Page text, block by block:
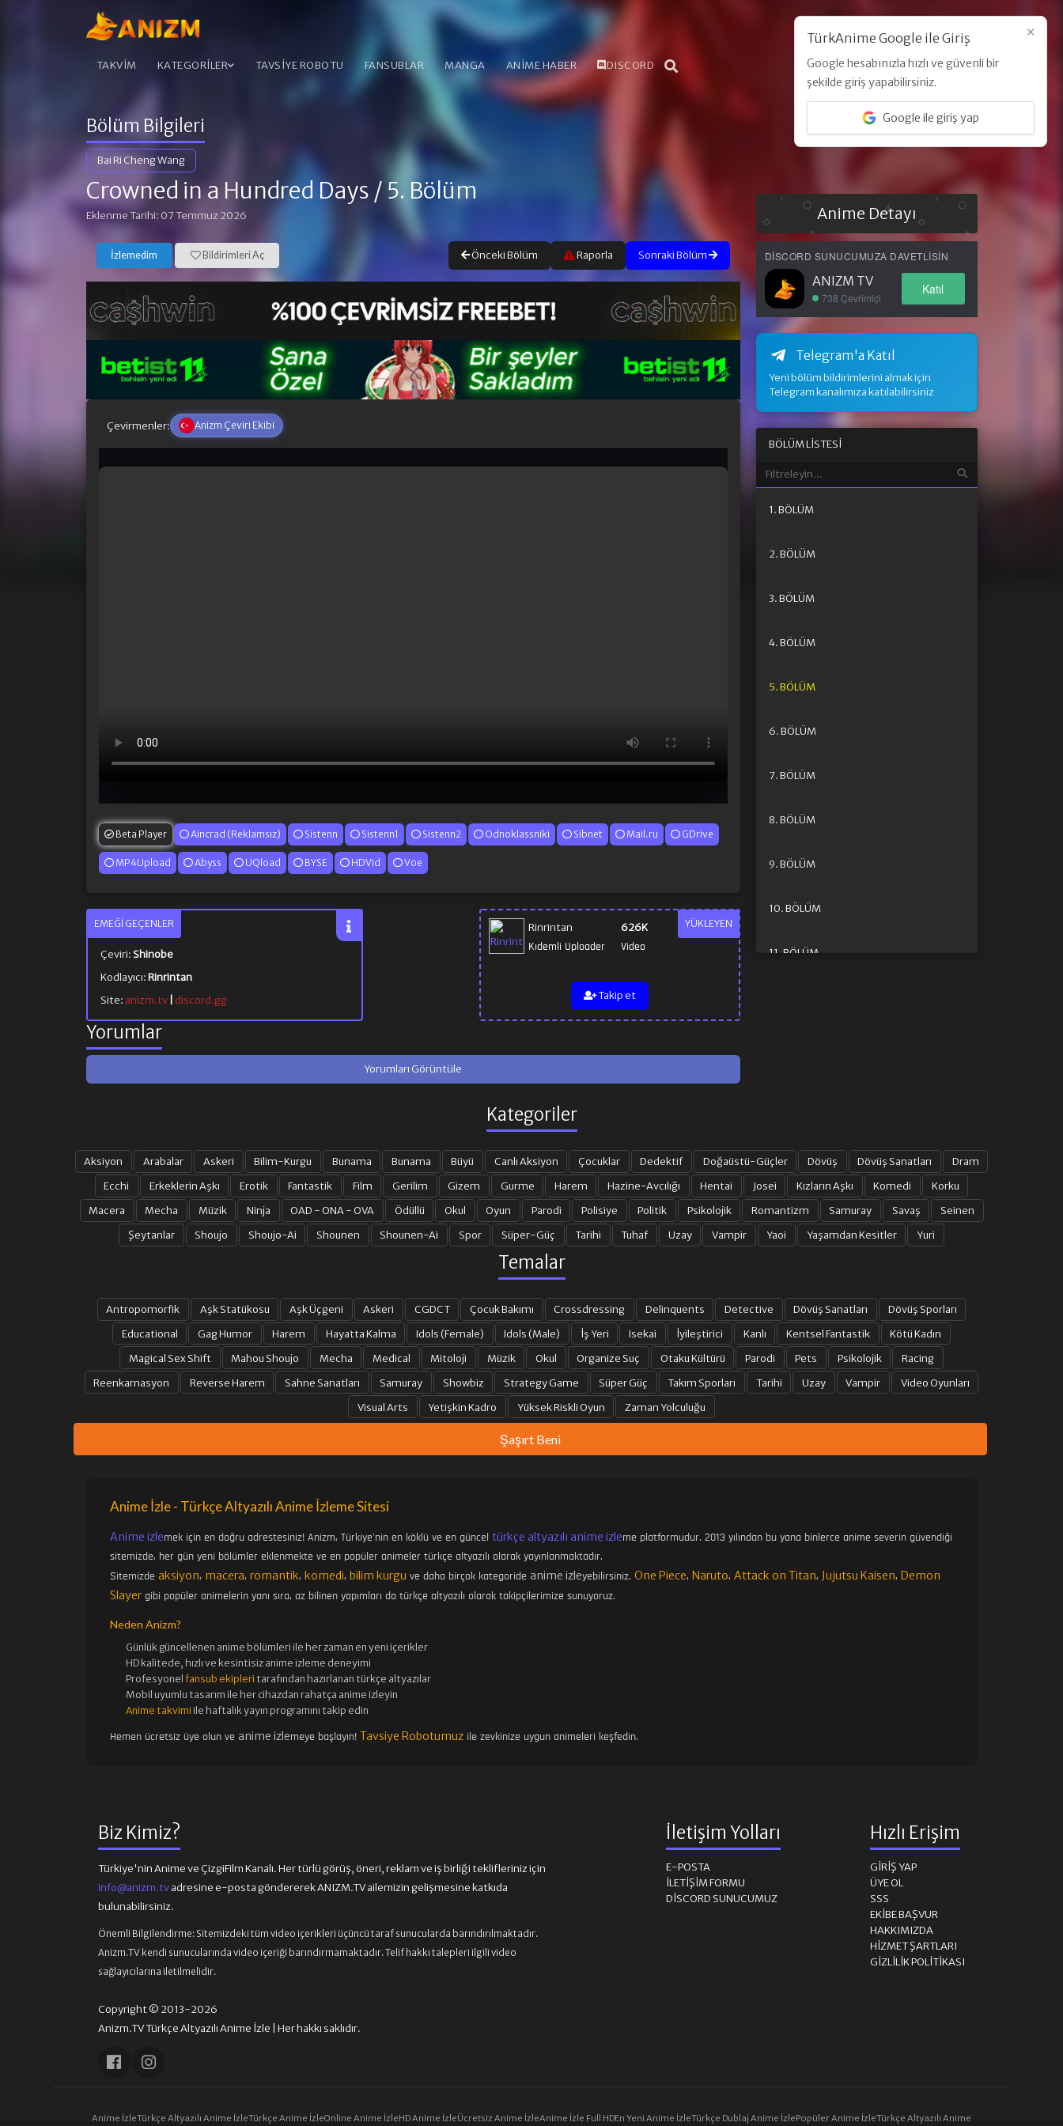
TAKVİM KATEGORİLER TAVSİYE ROBOTU FANSUBLAR MANGA ANİME HABER DISCORD Üye Ol Giriş Yap
Bölüm Bilgileri
Bai Ri Cheng Wang
Crowned in a Hundred Days / 5. Bölüm
Eklenme Tarihi: 07 Temmuz 2026
İzlemedim Bildirimleri Aç Önceki Bölüm Raporla Sonraki Bölüm
Çevirmenler: Anizm Çeviri Ekibi
Beta Player Aincrad (Reklamsız) Sistenn Sistenn1 Sistenn2 Odnoklassniki Sibnet Mail.ru GDrive
MP4Upload Abyss UQload BYSE HDVid Voe
YÜKLEYEN
Rinrintan
Kıdemli Uploader
626K
Video
Takip et
EMEĞI GEÇENLER
Çeviri: Shinobe
Kodlayıcı:Rinrintan
Site: anizm.tv| discord.gg
Yorumlar
Yorumları Görüntüle
DISCORD SUNUCUMUZA DAVETLISIN
ANIZM TV
738 Çevrimiçi
Katıl
Telegram'a Katıl
Yeni bölüm bildirimlerini almak için
Telegram kanalımıza katılabilirsiniz
Anime Detayı
BÖLÜM LISTESI
1. BÖLÜM
2. BÖLÜM
3. BÖLÜM
4. BÖLÜM
5. BÖLÜM
6. BÖLÜM
7. BÖLÜM
8. BÖLÜM
9. BÖLÜM
10. BÖLÜM
11. BÖLÜM
Kategoriler
Aksiyon Arabalar Askeri Bilim-Kurgu Bunama Bunama Büyü Canlı Aksiyon Çocuklar Dedektif Doğaüstü-Güçler Dövüş Dövüş Sanatları
Dram
Ecchi
Erkeklerin Aşkı Erotik Fantastik Film Gerilim Gizem Gurme Harem Hazine-Avcılığı Hentai Josei Kızların Aşkı Komedi
Korku
Macera
Mecha Müzik Ninja OAD - ONA - OVA Ödüllü Okul Oyun Parodi Polisiye Politik Psikolojik Romantizm Samuray Savaş
Seinen
Şeytanlar
Shoujo Shoujo-Ai Shounen Shounen-Ai Spor Süper-Güç Tarihi Tuhaf Uzay Vampir Yaoi Yaşamdan Kesitler Yuri
Temalar
Antropomorfik Aşk Statükosu Aşk Üçgeni Askeri CGDCT Çocuk Bakımı Crossdressing Delinquents Detective Dövüş Sanatları
Dövüş Sporları
Educational
Gag Humor Harem Hayatta Kalma Idols (Female) Idols (Male) İş Yeri Isekai İyileştirici Kanlı Kentsel Fantastik
Kötü Kadın
Magical Sex Shift
Mahou Shoujo Mecha Medical Mitoloji Müzik Okul Organize Suç Otaku Kültürü Parodi Pets Psikolojik
Racing
Reenkarnasyon
Reverse Harem Sahne Sanatları Samuray Showbiz Strategy Game Süper Güç Takım Sporları Tarihi Uzay Vampir
Video Oyunları
Visual Arts
Yetişkin Kadro Yüksek Riskli Oyun Zaman Yolculuğu
Şaşırt Beni
Anime İzle - Türkçe Altyazılı Anime İzleme Sitesi
Anime izlemek için en doğru adrestesiniz! Anizm, Türkiye'nin en köklü ve en güncel türkçe altyazılı anime izleme platformudur. 2013 yılından bu yana binlerce anime severin güvendiği
sitemizde, her gün yeni bölümler eklenmekte ve en popüler animeler türkçe altyazılı olarak yayınlanmaktadır.
Sitemizde aksiyon, macera, romantik, komedi, bilim kurgu ve daha birçok kategoride anime izleyebilirsiniz. One Piece, Naruto, Attack on Titan, Jujutsu Kaisen, Demon
Slayergibi popüler animelerin yanı sıra, az bilinen yapımları da türkçe altyazılı olarak takipçilerimize sunuyoruz.
Neden Anizm?
Günlük güncellenen anime bölümleri ile her zaman en yeni içerikler
HD kalitede, hızlı ve kesintisiz anime izleme deneyimi
Profesyonel fansub ekipleri tarafından hazırlanan türkçe altyazılar
Mobil uyumlu tasarım ile her cihazdan rahatça anime izleyin
Anime takvimi ile haftalık yayın programını takip edin
Hemen ücretsiz üye olun ve anime izlemeye başlayın! Tavsiye Robotumuzile zevkinize uygun animeleri keşfedin.
Biz Kimiz?
Türkiye'nin Anime ve ÇizgiFilm Kanalı. Her türlü görüş, öneri, reklam ve iş birliği teklifleriniz için
info@anizm.tvadresine e-posta göndererek ANIZM.TV ailemizin gelişmesine katkıda
bulunabilirsiniz.
Önemli Bilgilendirme:Sitemizdeki tüm video içerikleri üçüncü taraf sunucularda barındırılmaktadır.
Anizm.TV kendi sunucularında video içeriği barındırmamaktadır. Telif hakkı talepleri ilgili video
sağlayıcılarına iletilmelidir.
Copyright © 2013-2026
Anizm.TV Türkçe Altyazılı Anime İzle | Her hakkı saklıdır.
İletişim Yolları
E-POSTA
İLETIŞIM FORMU
DISCORD SUNUCUMUZ
Hızlı Erişim
GIRIŞ YAP
ÜYE OL
SSS
EKIBE BAŞVUR
HAKKIMIZDA
HIZMET ŞARTLARI
GIZLILIK POLITIKASI
Anime İzleTürkçe Altyazılı Anime İzleTürkçe Anime İzleOnline Anime İzleHD Anime İzleÜcretsiz Anime İzleAnime İzle Full HDEn Yeni Anime İzleTürkçe Dublaj Anime İzlePopüler Anime İzleTürkçe Altyazılı Anime
×
TürkAnime Google ile Giriş
Google hesabınızla hızlı ve güvenli bir
şekilde giriş yapabilirsiniz.
Google ile giriş yap